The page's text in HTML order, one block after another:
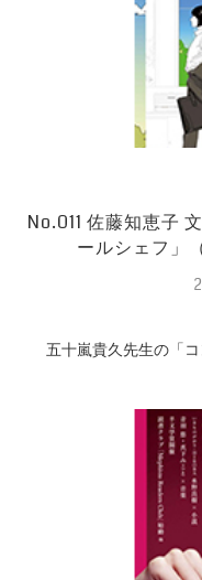
No.011 佐藤知恵子
ールシェフ」
五十嵐貴久先生の「